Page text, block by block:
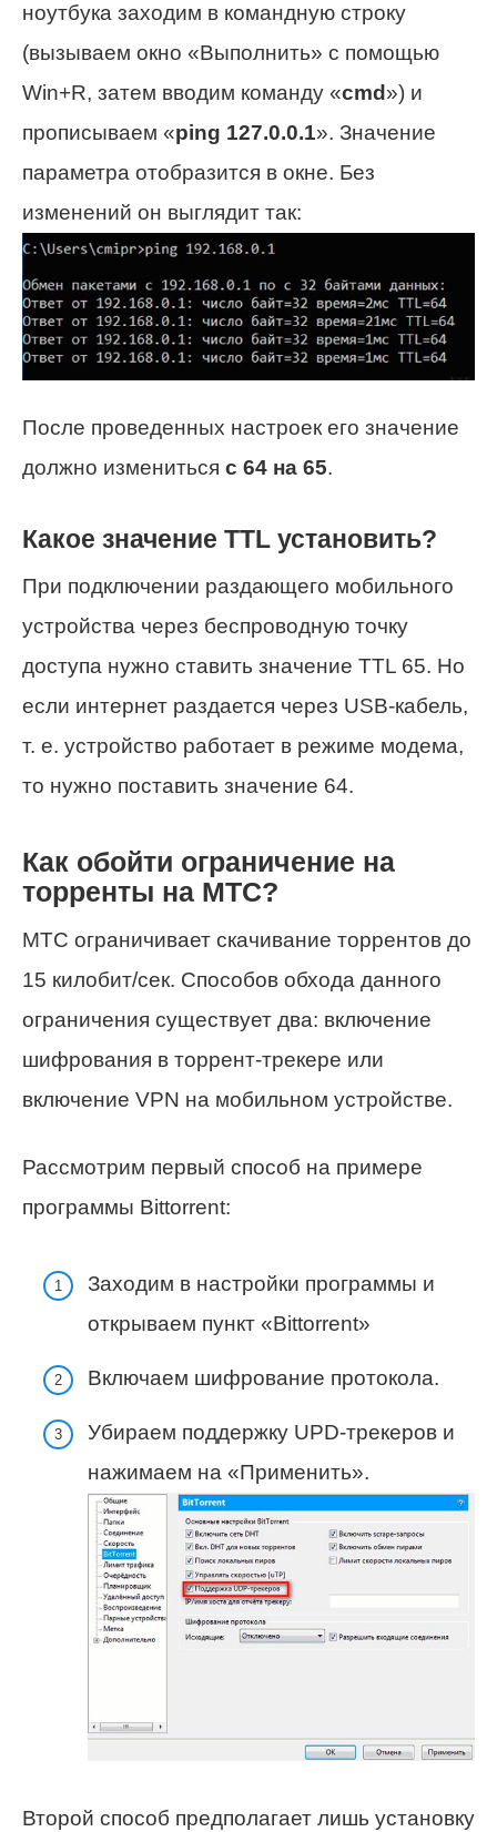
ноутбука заходим в командную строку
(вызываем окно «Выполнить» с помощью
Win+R, затем вводим команду «cmd ») и
прописываем «ping 127.0.0.1». Значение
параметра отобразится в окне. Без
изменений он выглядит так:
После проведенных настроек его значение
должно измениться с 64 на 65.
Какое значение TTL установить?
При подключении раздающего мобильного
устройства через беспроводную точку
доступа нужно ставить значение TTL 65. Но
если интернет раздается через USB-кабель,
т. е. устройство работает в режиме модема,
то нужно поставить значение 64.
Как обойти ограничение на
торренты на МТС?
МТС ограничивает скачивание торрентов до
15 килобит/сек. Способов обхода данного
ограничения существует два: включение
шифрования в торрент-трекере или
включение VPN на мобильном устройстве.
Рассмотрим первый способ на примере
программы Bittorrent:
Заходим в настройки программы и
открываем пункт «Bittorrent»
Включаем шифрование протокола.
Убираем поддержку UPD-трекеров и
нажимаем на «Применить».
Второй способ предполагает лишь установку